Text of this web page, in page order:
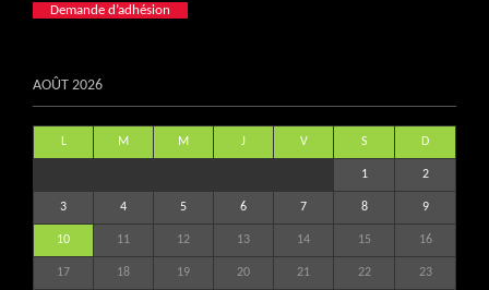
Demande d’adhésion
AOÛT 2026
L M M J V S D
1 2
3 4 5 6 7 8 9
10 11 12 13 14 15 16
17 18 19 20 21 22 23